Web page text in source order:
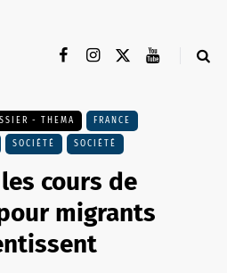
- THEMA FRANCE
SOCIÉTÉ SOCIÉTÉ
les cours de
migrants